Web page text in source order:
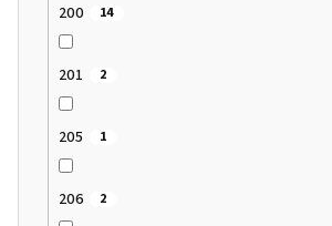
200 14
201 2
205 1
206 2